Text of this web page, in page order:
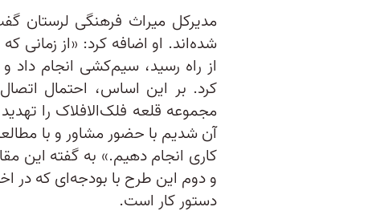
مدیرکل میراث فرهنگی لرستان
شده‌اند. او اضافه کرد: «از زمانی
از راه رسید، سیم‌کشی انجام
کرد. بر این اساس، احتمال
آن شدیم با حضور مشاور و با
و دوم این طرح با بودجه‌ای که در
دستور کار است.